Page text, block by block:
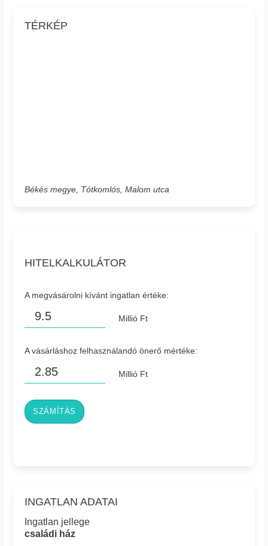
TÉRKÉP
Békés megye, Tótkomlós, Malom utca
HITELKALKULÁTOR
A megvásárolni kívánt ingatlan értéke:
Millió Ft
A vásárláshoz felhasználandó önerő mértéke:
Millió Ft
SZÁMÍTÁS
INGATLAN ADATAI
Ingatlan jellege
családi ház